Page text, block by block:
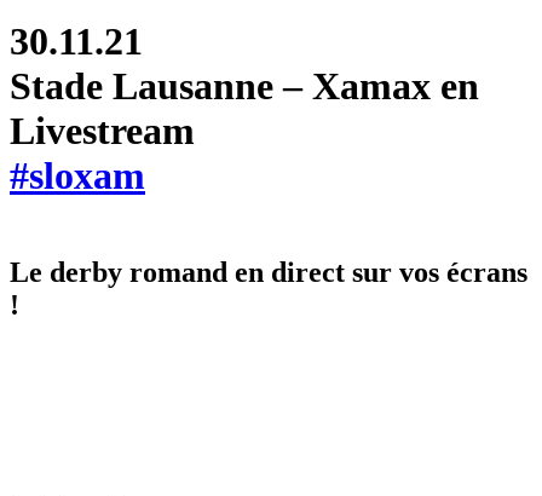
30.11.21
Stade Lausanne – Xamax en
Livestream
#sloxam
Le derby romand en direct sur vos écrans
!